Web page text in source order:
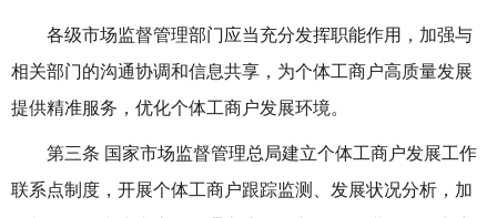
各级市场监督管理部门应当充分发挥职能作用，加强与
相关部门的沟通协调和信息共享，为个体工商户高质量发展
提供精准服务，优化个体工商户发展环境。
第三条 国家市场监督管理总局建立个体工商户发展工作
联系点制度，开展个体工商户跟踪监测、发展状况分析，加